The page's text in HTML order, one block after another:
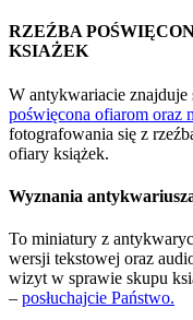
RZEŹBA
KSIAŻEK
W antykwariacie znajduje
poświęcona ofiarom oraz
fotografowania się z
ofiary książek.
Wyznania
To miniatury z
wersji tekstowej oraz
wizyt w sprawie skupu
– posłuchajcie Państwo.